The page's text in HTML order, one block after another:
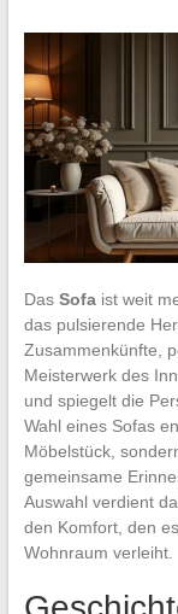
Das Sofaist weit
das pulsierende
Zusammenkünfte,
Meisterwerk des
und spiegelt die
Wahl eines Sofas
Möbelstück,
gemeinsame
Auswahl verdient
den Komfort, den
Wohnraum verleiht.